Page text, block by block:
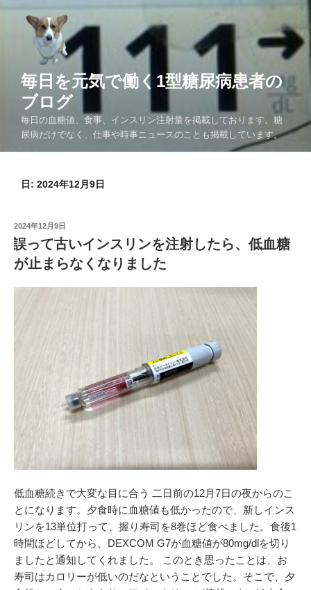
毎日を元気で働く1型糖尿病患者の
ブログ
毎日の血糖値、食事、インスリン注射量を掲載しております。糖
尿病だけでなく、仕事や時事ニュースのことも掲載しています。
日: 2024年12月9日
投
稿
日:
2024年12月9日
誤って古いインスリンを注射したら、低血糖
が止まらなくなりました
低血糖続きで大変な目に合う 二日前の12月7日の夜からのこ
とになります。夕食時に血糖値も低かったので、新しインス
リンを13単位打って、握り寿司を8巻ほど食べました。食後1
時間ほどしてから、DEXCOM G7が血糖値が80mg/dlを切り
ましたと通知してくれました。 このとき思ったことは、お
寿司はカロリーが低いのだなということでした。そこで、夕